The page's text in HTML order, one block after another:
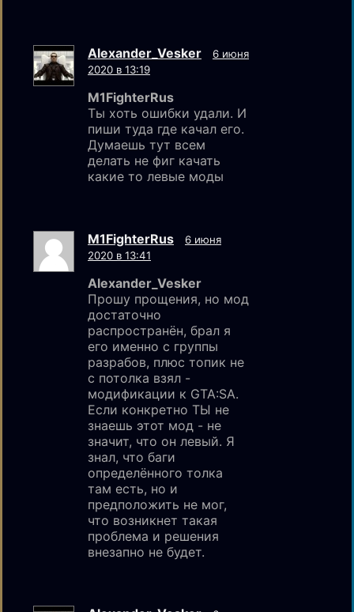
Alexander_Vesker
6 июня
2020 в 13:19
M1FighterRus
Ты хоть ошибки удали. И
пиши туда где качал его.
Думаешь тут всем
делать не фиг качать
какие то левые моды
M1FighterRus
6 июня
2020 в 13:41
Alexander_Vesker
Прошу прощения, но мод
достаточно
распространён, брал я
его именно с группы
разрабов, плюс топик не
с потолка взял -
модификации к GTA:SA.
Если конкретно ТЫ не
знаешь этот мод - не
значит, что он левый. Я
знал, что баги
определённого толка
там есть, но и
предположить не мог,
что возникнет такая
проблема и решения
внезапно не будет.